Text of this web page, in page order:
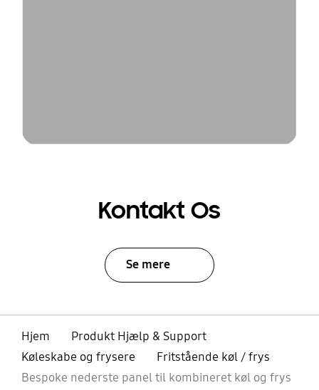
Kontakt Os
Se mere
Hjem
Produkt Hjælp & Support
Køleskabe og frysere
Fritstående køl / frys
Bespoke nederste panel til kombineret køl og frys